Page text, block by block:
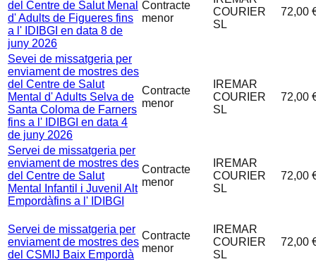
del Centre de Salut Menal
d' Adults de Figueres fins
a l' IDIBGI en data 8 de
juny 2026
Contracte
menor
COURIER
SL
72,00
Sevei de missatgeria per
enviament de mostres des
del Centre de Salut
Mental d' Adults Selva de
Santa Coloma de Farners
fins a l' IDIBGI en data 4
de juny 2026
Contracte
menor
IREMAR
COURIER
SL
72,00
Servei de missatgeria per
enviament de mostres des
del Centre de Salut
Mental Infantil i Juvenil Alt
Empordàfins a l' IDIBGI
Contracte
menor
IREMAR
COURIER
SL
72,00
Servei de missatgeria per
enviament de mostres des
del CSMIJ Baix Empordà
Contracte
menor
IREMAR
COURIER
SL
72,00